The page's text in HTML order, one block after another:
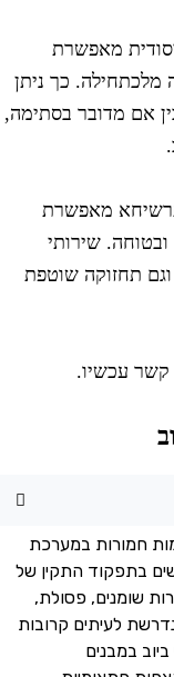
מאפשרת
כך ניתן
אם מדובר בסתימה,
מאפשרת
שירותי
תחזוקה שוטפת
קשר עכשיו.
חמורות במערכת
בתפקוד התקין של
שומנים, פסולת,
לעיתים קרובות
במבנים